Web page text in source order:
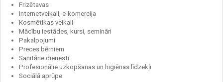
Frizētavas
Internetveikali, e-komercija
Kosmētikas veikali
Mācību iestādes, kursi, semināri
Pakalpojumi
Preces bērniem
Sanitārie dienesti
Profesionālie uzkopšanas un higiēnas līdzekļi
Sociālā aprūpe